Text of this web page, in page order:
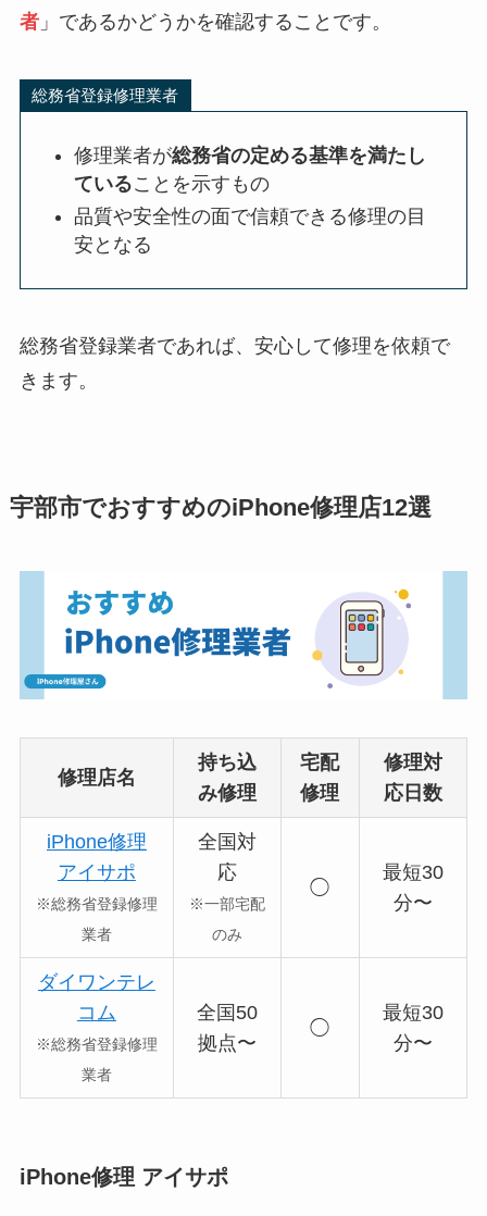
者」であるかどうかを確認することです。
総務省登録修理業者
修理業者が総務省の定める基準を満たし
ていることを示すもの
品質や安全性の面で信頼できる修理の目
安となる
総務省登録業者であれば、安心して修理を依頼で
きます。
宇部市でおすすめのiPhone修理店12選
修理店名
持ち込
み修理
宅配
修理
修理対
応日数
iPhone修理
アイサポ
※総務省登録修理
業者
全国対
応
※一部宅配
のみ
◯
最短30
分〜
ダイワンテレ
コム
※総務省登録修理
業者
全国50
拠点〜
◯
最短30
分〜
iPhone修理 アイサポ